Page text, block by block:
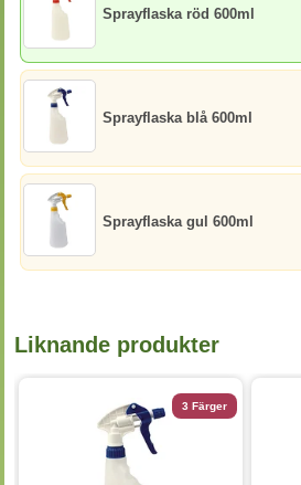
Sprayflaska röd 600ml
Sprayflaska blå 600ml
Sprayflaska gul 600ml
Liknande produkter
3 Färger